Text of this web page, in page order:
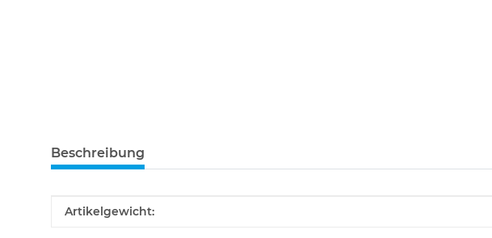
Beschreibung
Produkteigenschaft
Wert
Artikelgewicht: